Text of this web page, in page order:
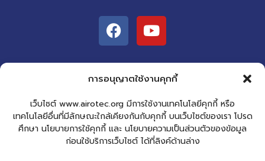
การอนุญาตใช้งานคุกกี้
เว็บไซต์ www.airotec.org มีการใช้งานเทคโนโลยีคุกกี้ หรือ
เทคโนโลยีอื่นที่มีลักษณะใกล้เคียงกันกับคุกกี้ บนเว็บไซต์ของเรา โปรด
ศึกษา นโยบายการใช้คุกกี้ และ นโยบายความเป็นส่วนตัวของข้อมูล
ก่อนใช้บริการเว็บไซต์ ได้ที่ลิงค์ด้านล่าง
F
a
c
e
b
o
o
k
Y
o
u
t
u
b
e
ห้อง 27141, 27142 ชั้น 14 อาคารราชภัฏ
เฉลิมพระเกียรติ (อาคาร 27)
มหาวิทยาลัยราชภัฏเชียงใหม่